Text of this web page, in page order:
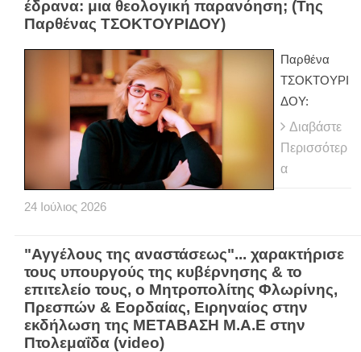
έδρανα: μια θεολογική παρανόηση; (Της
Παρθένας ΤΣΟΚΤΟΥΡΙΔΟΥ)
Παρθένα
ΤΣΟΚΤΟΥΡΙ
ΔΟΥ:
Διαβάστε
Περισσότερ
α
24 Ιούλιος 2026
"Αγγέλους της αναστάσεως"... χαρακτήρισε
τους υπουργούς της κυβέρνησης & το
επιτελείο τους, ο Μητροπολίτης Φλωρίνης,
Πρεσπών & Εορδαίας, Ειρηναίος στην
εκδήλωση της ΜΕΤΑΒΑΣΗ Μ.Α.Ε στην
Πτολεμαΐδα (video)